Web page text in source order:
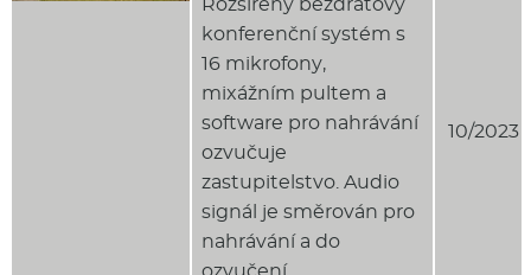
10/2023
konferenční systém s
16 mikrofony,
mixážním pultem a
software pro nahrávání
ozvučuje
zastupitelstvo. Audio
signál je směrován pro
nahrávání a do
ozvučení